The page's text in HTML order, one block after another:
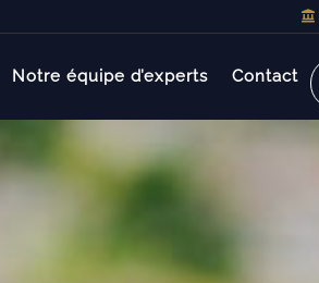
Notre équipe d’experts Contact